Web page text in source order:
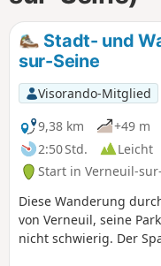
Stadt- und
sur-Seine
Visorando-Mitglied
9,38 km
+49 m
2:50 Std.
Leicht
Start in Verneuil-
Diese Wanderung
von Verneuil, seine
nicht schwierig. Der